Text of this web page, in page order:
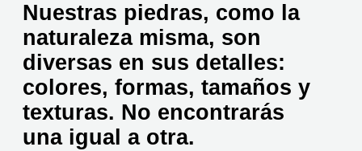
Nuestras piedras, como la
naturaleza misma, son
diversas en sus detalles:
colores, formas, tamaños y
texturas. No encontrarás
una igual a otra.